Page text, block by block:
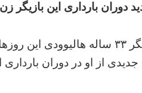
بارداری این بازیگر
آن هاتاوی بازیگر ۳۳ ساله
از او در دوران